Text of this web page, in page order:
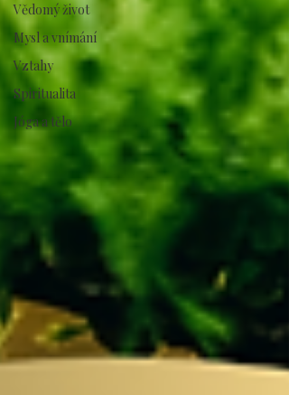
Vědomý život
Mysl a vnímání
Vztahy
Spiritualita
Jóga a tělo